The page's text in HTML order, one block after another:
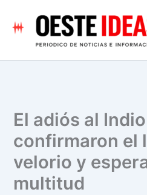
contenido
El adiós al
confirmaron el
velorio y
multitud